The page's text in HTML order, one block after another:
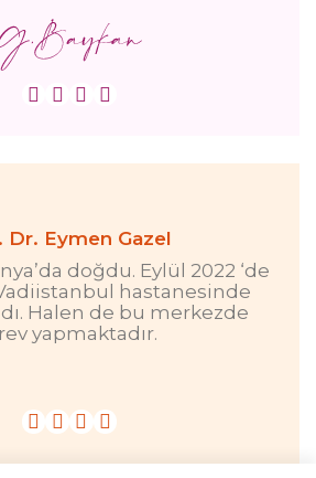
Dr. Eymen Gazel
doğdu. Eylül 2022 ‘de
hastanesinde
Halen de bu merkezde
yapmaktadır.